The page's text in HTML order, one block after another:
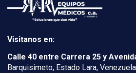
Visitanos en:
Calle 40 entre Carrera 25 y
Barquisimeto, Estado Lara,